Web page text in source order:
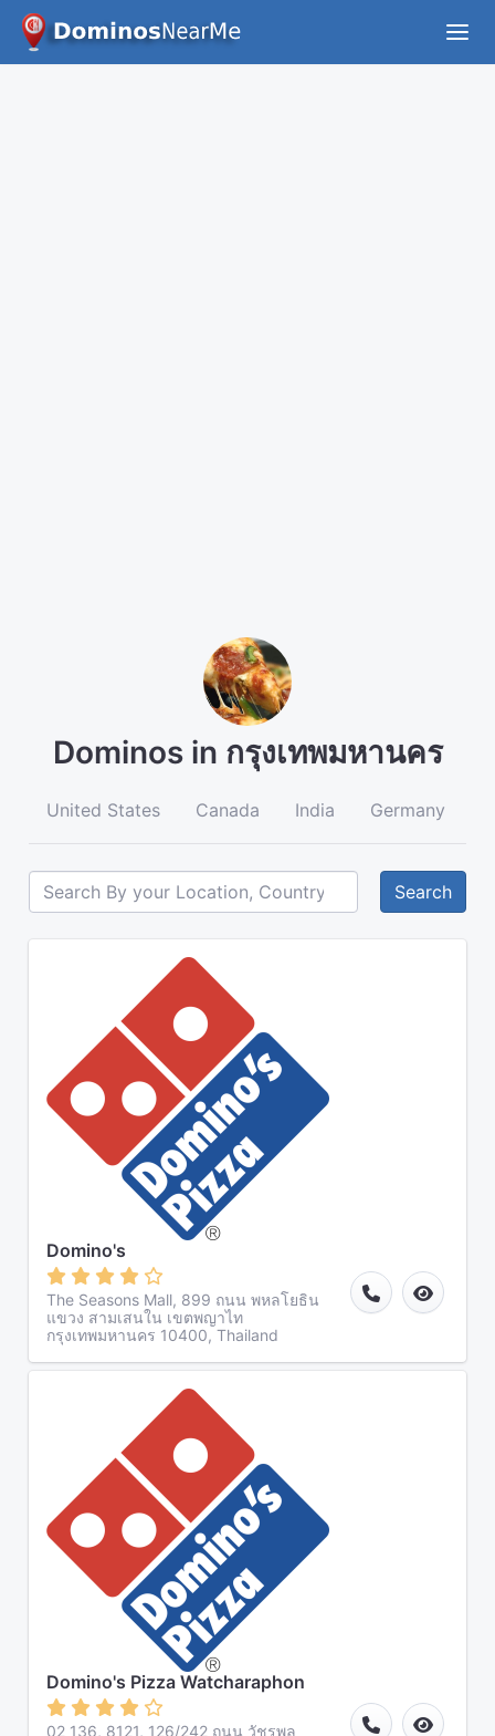
Dominos in กรุงเทพมหานคร
United States Canada India Germany
Search
Domino's
The Seasons Mall, 899 ถนน พหลโยธิน
แขวง สามเสนใน เขตพญาไท
กรุงเทพมหานคร 10400, Thailand
Domino's Pizza Watcharaphon
02 136, 8121, 126/242 ถนน วัชรพล